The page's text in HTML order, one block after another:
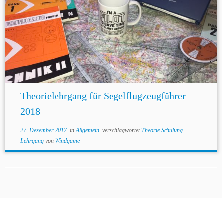
Theorielehrgang für Segelflugzeugführer
2018
27. Dezember 2017inAllgemein verschlagwortetTheorie Schulung
Lehrgang von Windgame